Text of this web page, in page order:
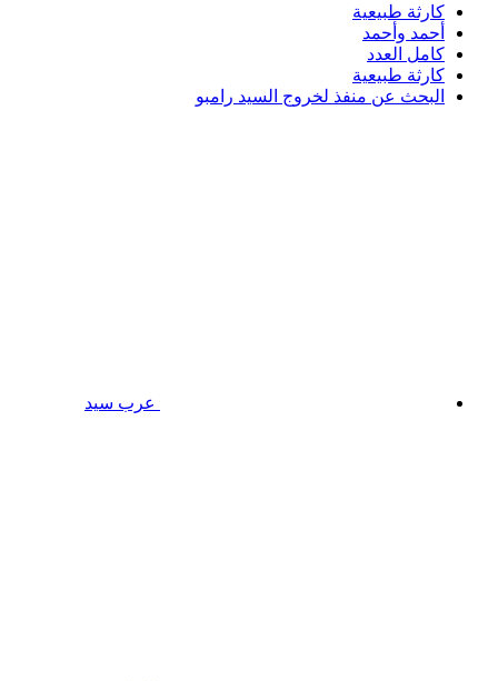
كارثة طبيعية
أحمد وأحمد
كامل العدد
كارثة طبيعية
البحث عن منفذ لخروج السيد رامبو
عرب سيد